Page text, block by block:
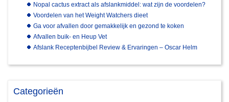
Nopal cactus extract als afslankmiddel: wat zijn de voordelen?
Voordelen van het Weight Watchers dieet
Ga voor afvallen door gemakkelijk en gezond te koken
Afvallen buik- en Heup Vet
Afslank Receptenbijbel Review & Ervaringen – Oscar Helm
Categorieën